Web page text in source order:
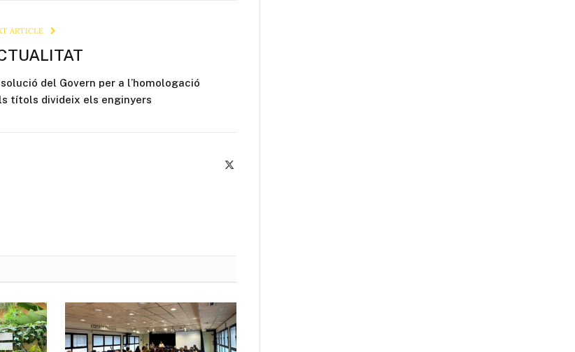
ARTICLE
solució del Govern per a l’homologació
títols divideix els enginyers